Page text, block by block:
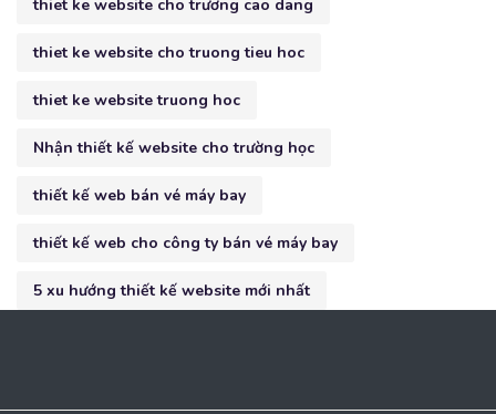
thiet ke website cho trương cao dang
thiet ke website cho truong tieu hoc
thiet ke website truong hoc
Nhận thiết kế website cho trường học
thiết kế web bán vé máy bay
thiết kế web cho công ty bán vé máy bay
5 xu hướng thiết kế website mới nhất